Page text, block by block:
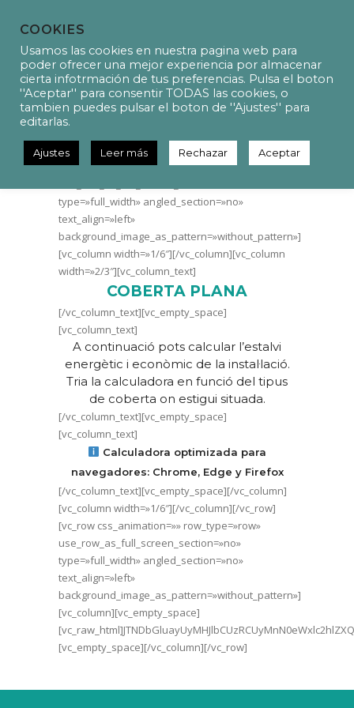
CALCULADORA
SOLAR_COBERTA PLANA
[vc_row css_animation=»» row_type=»row»
type=»full_width» angled_section=»no»
text_align=»left»
background_image_as_pattern=»without_pattern»]
[vc_column width=»1/6″][/vc_column][vc_column
width=»2/3″][vc_column_text]
COBERTA PLANA
[/vc_column_text][vc_empty_space]
[vc_column_text]
A continuació pots calcular l’estalvi
energètic i econòmic de la instal·lació.
Tria la calculadora en funció del tipus
de coberta on estigui situada.
[/vc_column_text][vc_empty_space]
[vc_column_text]
Calculadora optimizada para
navegadores: Chrome, Edge y Firefox
[/vc_column_text][vc_empty_space][/vc_column]
[vc_column width=»1/6″][/vc_column][/vc_row]
[vc_row css_animation=»» row_type=»row»
use_row_as_full_screen_section=»no»
type=»full_width» angled_section=»no»
text_align=»left»
background_image_as_pattern=»without_pattern»]
[vc_column][vc_empty_space]
[vc_empty_space][/vc_column][/vc_row]
COOKIES
Usamos las cookies en nuestra pagina web para
poder ofrecer una mejor experiencia por almacenar
cierta infotrmación de tus preferencias. Pulsa el boton
''Aceptar'' para consentir TODAS las cookies, o
tambien puedes pulsar el boton de ''Ajustes'' para
editarlas.
Ajustes Leer más Rechazar Aceptar